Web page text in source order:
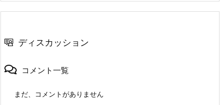
ディスカッション
コメント一覧
まだ、コメントがありません